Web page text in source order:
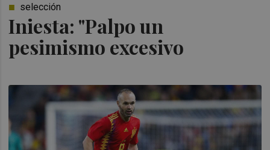
Iniesta: "Palpo un
pesimismo excesivo
selección